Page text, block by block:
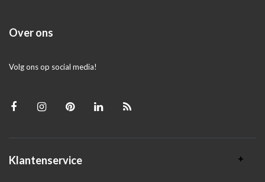
Over ons
Volg ons op social media!
Klantenservice